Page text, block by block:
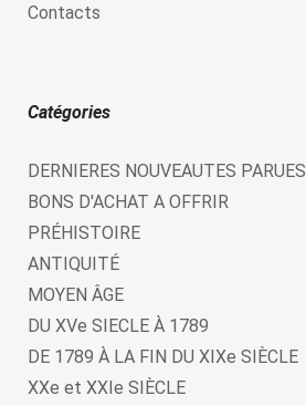
Contacts
Catégories
DERNIERES NOUVEAUTES PARUES
BONS D'ACHAT A OFFRIR
PRÉHISTOIRE
ANTIQUITÉ
MOYEN ÂGE
DU XVe SIECLE À 1789
DE 1789 À LA FIN DU XIXe SIÈCLE
XXe et XXIe SIÈCLE